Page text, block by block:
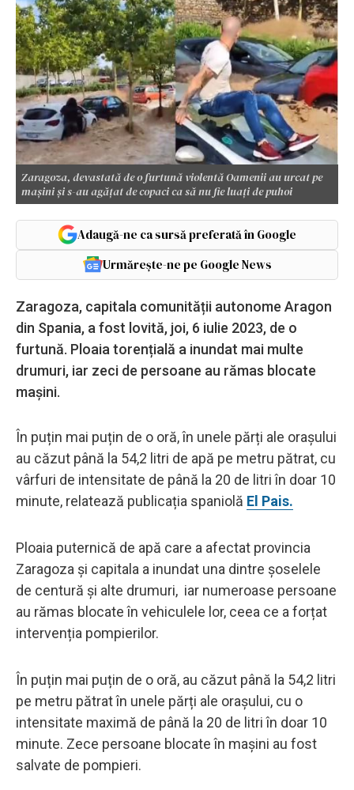
Zaragoza, devastată de o furtună violentă Oamenii au urcat pe
mașini și s-au agățat de copaci ca să nu fie luați de puhoi
Adaugă-ne ca sursă preferată în Google
Urmărește-ne pe Google News
Zaragoza, capitala comunității autonome Aragon
din Spania, a fost lovită, joi, 6 iulie 2023, de o
furtună. Ploaia torențială a inundat mai multe
drumuri, iar zeci de persoane au rămas blocate
mașini.
În puțin mai puțin de o oră, în unele părți ale orașului
au căzut până la 54,2 litri de apă pe metru pătrat, cu
vârfuri de intensitate de până la 20 de litri în doar 10
minute, relatează publicația spaniolă El Pais.
Ploaia puternică de apă care a afectat provincia
Zaragoza și capitala a inundat una dintre șoselele
de centură și alte drumuri, iar numeroase persoane
au rămas blocate în vehiculele lor, ceea ce a forțat
intervenția pompierilor.
În puțin mai puțin de o oră, au căzut până la 54,2 litri
pe metru pătrat în unele părți ale orașului, cu o
intensitate maximă de până la 20 de litri în doar 10
minute. Zece persoane blocate în mașini au fost
salvate de pompieri.